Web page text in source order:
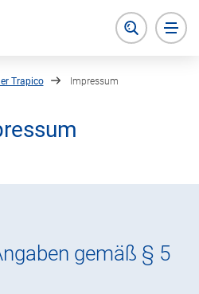
Suche öffnen
Trapico Impressum
gemäß § 5